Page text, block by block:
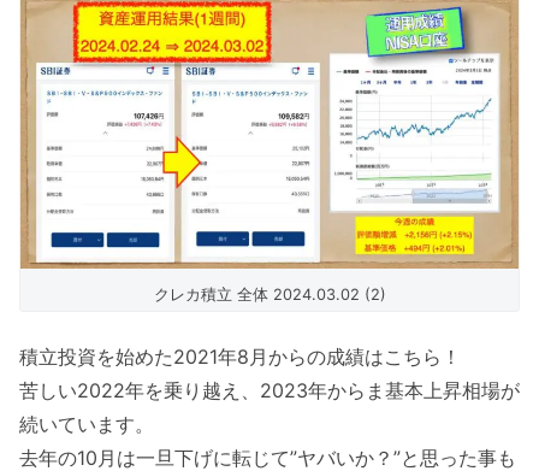
クレカ積立 全体 2024.03.02 (2)
積立投資を始めた2021年8月からの成績はこちら！
苦しい2022年を乗り越え、2023年からま基本上昇相場が
続いています。
去年の10月は一旦下げに転じて”ヤバいか？”と思った事も